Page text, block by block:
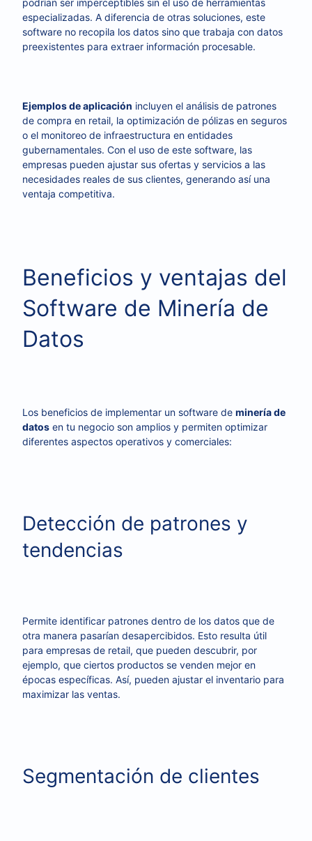
podrían ser imperceptibles sin el uso de herramientas
especializadas. A diferencia de otras soluciones, este
software no recopila los datos sino que trabaja con datos
preexistentes para extraer información procesable.
Ejemplos de aplicación incluyen el análisis de patrones
de compra en retail, la optimización de pólizas en seguros
o el monitoreo de infraestructura en entidades
gubernamentales. Con el uso de este software, las
empresas pueden ajustar sus ofertas y servicios a las
necesidades reales de sus clientes, generando así una
ventaja competitiva.
Beneficios y ventajas del
Software de Minería de
Datos
Los beneficios de implementar un software de minería de
datos en tu negocio son amplios y permiten optimizar
diferentes aspectos operativos y comerciales:
Detección de patrones y
tendencias
Permite identificar patrones dentro de los datos que de
otra manera pasarían desapercibidos. Esto resulta útil
para empresas de retail, que pueden descubrir, por
ejemplo, que ciertos productos se venden mejor en
épocas específicas. Así, pueden ajustar el inventario para
maximizar las ventas.
Segmentación de clientes